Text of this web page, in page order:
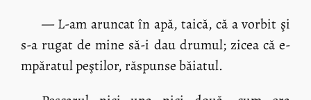
— L-am aruncat în apă, taică, că a vorbit şi
s-a rugat de mine să-i dau drumul; zicea că e-
mpăratul peştilor, răspunse băiatul.